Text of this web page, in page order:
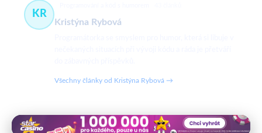
KR
Kristýna Rybová
Všechny články od Kristýna Rybová →